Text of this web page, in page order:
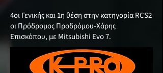
4οι Γενικής και 1η θέση στην κατηγορία RCS2
οι Πρόδρομος Προδρόμου-Χάρης
Επισκόπου, με Mitsubishi Evo 7.